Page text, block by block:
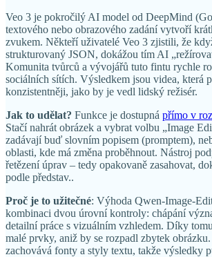
Veo 3 je pokročilý AI model od DeepMind
textového nebo obrazového zadání vytvoří
zvukem. Někteří uživatelé Veo 3 zjistili, že
strukturovaný JSON, dokážou tím AI
Komunita tvůrců a vývojářů tuto fintu rychle
sociálních sítích. Výsledkem jsou videa, která
konzistentněji, jako by je vedl lidský režisér.
Jak to udělat? Funkce je dostupná přímo v
Stačí nahrát obrázek a vybrat volbu „Image
zadávají buď slovním popisem (promptem),
oblasti, kde má změna proběhnout. Nástroj
řetězení úprav – tedy opakovaně zasahovat,
podle představ..
Proč je to užitečné: Výhoda Qwen-Image-
kombinaci dvou úrovní kontroly: chápání
detailní práce s vizuálním vzhledem. Díky
malé prvky, aniž by se rozpadl zbytek
zachovává fonty a styly textu, takže výsledky